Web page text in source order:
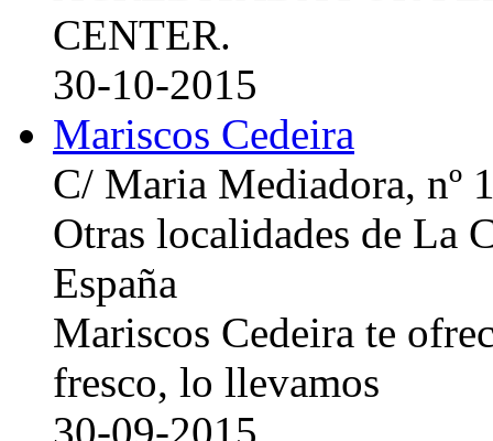
CENTER.
30-10-2015
Mariscos Cedeira
C/ Maria Mediadora, nº
Otras localidades de La
España
Mariscos Cedeira te
fresco, lo llevamos
30-09-2015